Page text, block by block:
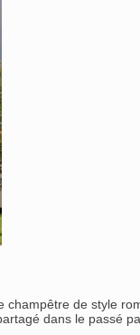
champêtre de style
dans le passé